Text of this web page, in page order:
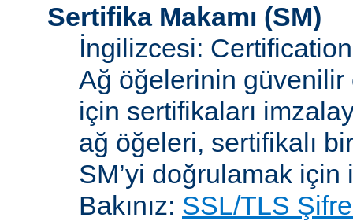
Sertifika Makamı (SM)
İngilizcesi:
Ağ öğelerinin güvenilir
için sertifikaları
ağ öğeleri, sertifikalı
SM’yi doğrulamak için
Bakınız: SSL/TLS